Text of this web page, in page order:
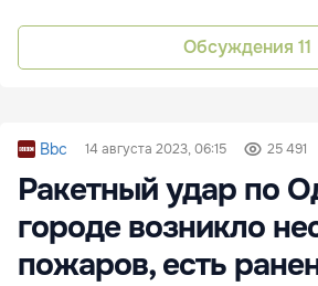
Обсуждения 11
Bbc 14 августа 2023, 06:15 25 491
Ракетный удар по
городе возникло
пожаров, есть